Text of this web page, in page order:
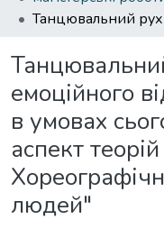
емоційного
в умовах
аспект
людей"